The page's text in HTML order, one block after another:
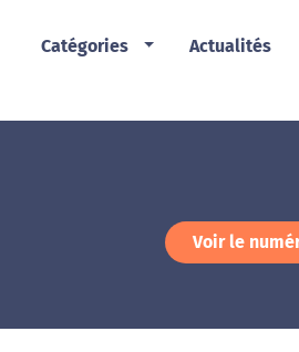
Catégories Actualités
Voir le